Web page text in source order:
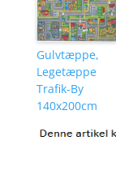
Gulvtæppe,
Legetæppe
Trafik-By
140x200cm